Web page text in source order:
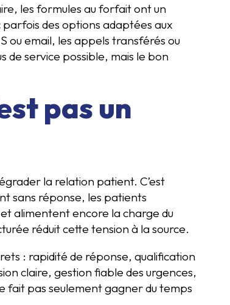
les formules au forfait ont un
des options adaptées aux
ou email, les appels transférés ou
de service possible, mais le bon
pas un
la relation patient. C’est
sans réponse, les patients
alimentent encore la charge du
réduit cette tension à la source.
: rapidité de réponse, qualification
claire, gestion fiable des urgences,
fait pas seulement gagner du temps